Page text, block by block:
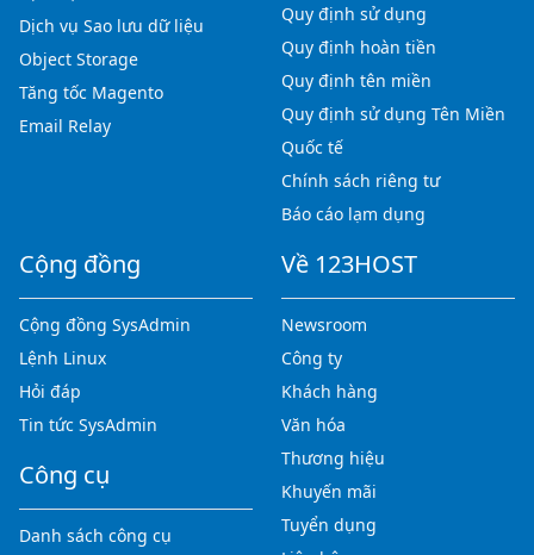
Dịch vụ Sao lưu dữ liệu
Object Storage
Tăng tốc Magento
Email Relay
Quy định sử dụng
Quy định hoàn tiền
Quy định tên miền
Quy định sử dụng Tên Miền
Quốc tế
Chính sách riêng tư
Báo cáo lạm dụng
Cộng đồng
Cộng đồng SysAdmin
Lệnh Linux
Hỏi đáp
Tin tức SysAdmin
Công cụ
Danh sách công cụ
Về 123HOST
Newsroom
Công ty
Khách hàng
Văn hóa
Thương hiệu
Khuyến mãi
Tuyển dụng